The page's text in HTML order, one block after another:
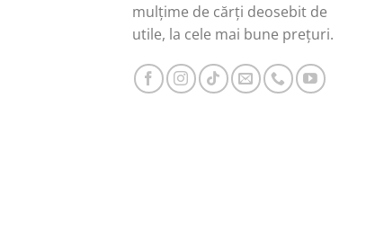
mulțime de cărți deosebit de
utile, la cele mai bune prețuri.